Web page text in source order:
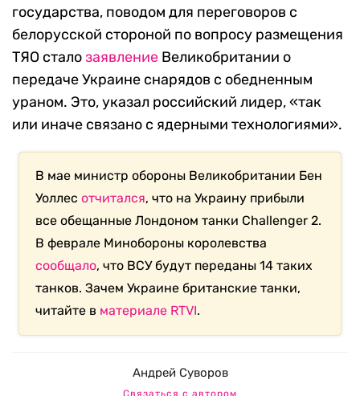
государства, поводом для переговоров с
белорусской стороной по вопросу размещения
ТЯО сталозаявление Великобритании о
передаче Украине снарядов с обедненным
ураном. Это, указал российский лидер, «так
или иначе связано с ядерными технологиями».
В мае министр обороны Великобритании Бен
Уоллесотчитался, что на Украину прибыли
все обещанные Лондоном танки Challenger 2.
В феврале Минобороны королевства
сообщало, что ВСУ будут переданы 14 таких
танков. Зачем Украине британские танки,
читайте в материале RTVI.
Андрей Суворов